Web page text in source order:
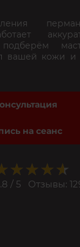
подберём
вашей кожи и
на сеанс
/ 5 Отзывы: